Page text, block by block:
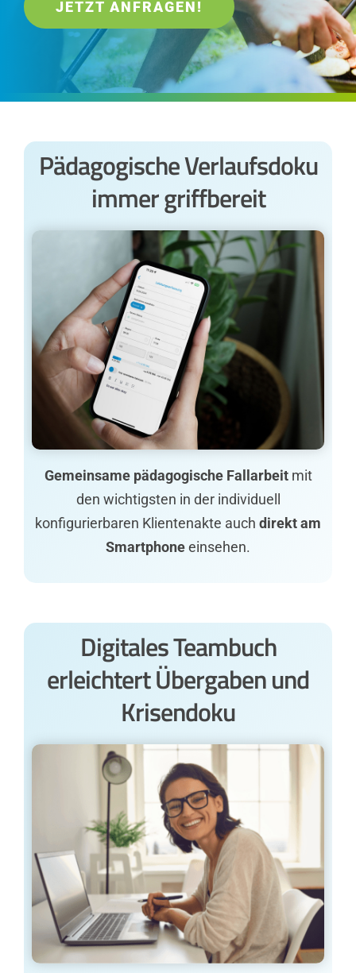
JETZT ANFRAGEN!
Pädagogische Verlaufsdoku
immer griffbereit
Gemeinsame pädagogische Fallarbeitmit
den wichtigsten in der individuell
konfigurierbaren Klientenakte auch direkt am
Smartphoneeinsehen.
Digitales Teambuch
erleichtert Übergaben und
Krisendoku